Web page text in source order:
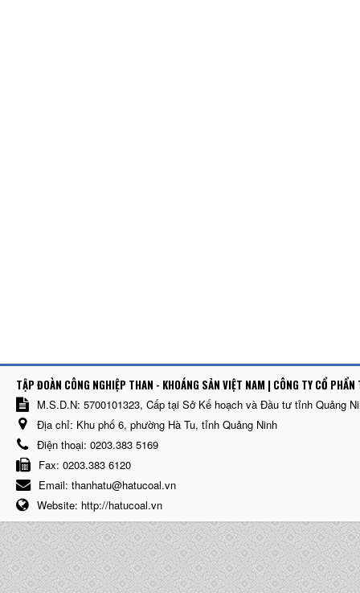
TẬP ĐOÀN CÔNG NGHIỆP THAN - KHOÁNG SẢN VIỆT NAM | CÔNG TY CỔ
M.S.D.N: 5700101323, Cấp tại Sở Kế hoạch và Đầu tư tỉnh Quảng
Địa chỉ: Khu phố 6, phường Hà Tu, tỉnh Quảng Ninh
Điện thoại: 0203.383 5169
Fax: 0203.383 6120
Email: thanhatu@hatucoal.vn
Website: http://hatucoal.vn